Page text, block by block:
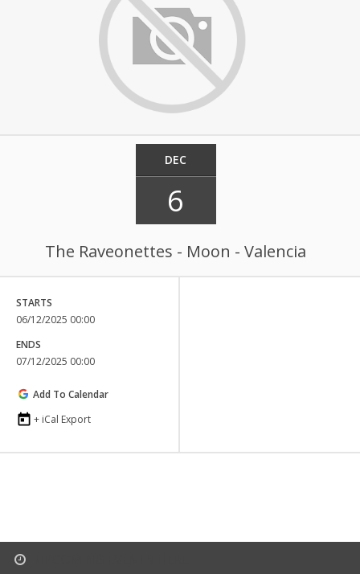
DEC
6
The Raveonettes - Moon - Valencia
STARTS
06/12/2025 00:00
ENDS
07/12/2025 00:00
Add To Calendar
+ iCal Export